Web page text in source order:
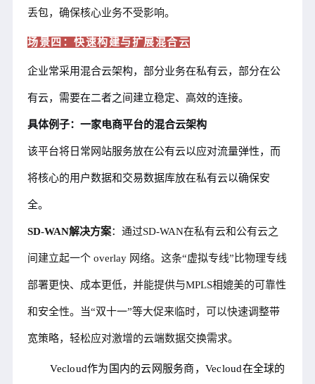
丢包，确保核心业务不受影响。
场景四：快速构建与扩展混合云
企业常采用混合云架构，部分业务在私有云，部分在公
有云，需要在二者之间建立稳定、高效的连接。
具体例子：一家电商平台的混合云架构
该平台将日常网站服务放在公有云以应对流量弹性，而
将核心的用户数据和交易数据库放在私有云以确保安
全。
SD-WAN解决方案：通过SD-WAN在私有云和公有云之
间建立起一个 overlay 网络。这条“虚拟专线”比物理专线
部署更快、成本更低，并能提供与MPLS相媲美的可靠性
和安全性。当“双十一”等大促来临时，可以快速调整带
宽策略，轻松应对激增的云端数据交换需求。
Vecloud作为国内的云网服务商，Vecloud在全球的